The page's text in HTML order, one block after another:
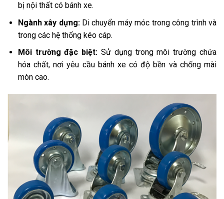
bị nội thất có bánh xe.
Ngành xây dựng:Di chuyển máy móc trong công trình và
trong các hệ thống kéo cáp.
Môi trường đặc biệt: Sử dụng trong môi trường chứa
hóa chất, nơi yêu cầu bánh xe có độ bền và chống mài
mòn cao.